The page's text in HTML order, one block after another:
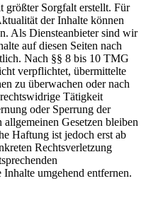
größter Sorgfalt erstellt. Für
der Inhalte können
Als Diensteanbieter sind wir
auf diesen Seiten nach
Nach §§ 8 bis 10 TMG
verpflichtet, übermittelte
zu überwachen oder nach
Tätigkeit
oder Sperrung der
Gesetzen bleiben
Haftung ist jedoch erst ab
Rechtsverletzung
umgehend entfernen.